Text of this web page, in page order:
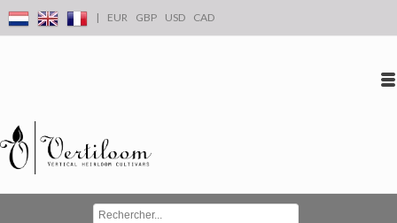
| EUR GBP USD CAD